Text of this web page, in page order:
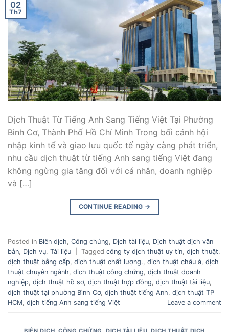
02
Th7
Dịch Thuật Từ Tiếng Anh Sang Tiếng Việt Tại Phường
Bình Cơ, Thành Phố Hồ Chí Minh Trong bối cảnh hội
nhập kinh tế và giao lưu quốc tế ngày càng phát triển,
nhu cầu dịch thuật từ tiếng Anh sang tiếng Việt đang
không ngừng gia tăng đối với cá nhân, doanh nghiệp
và […]
CONTINUE READING →
Posted in Biên dịch, Công chứng, Dịch tài liệu, Dịch thuật dịch văn
bản, Dịch vụ, Tài liệu Tagged công ty dịch thuật uy tín, dịch thuật,
dịch thuật bằng cấp, dịch thuật chất lượng., dịch thuật châu á, dịch
thuật chuyên ngành, dịch thuật công chứng, dịch thuật doanh
nghiệp, dịch thuật hồ sơ, dịch thuật hợp đồng, dịch thuật tài liệu,
dịch thuật tại phường Bình Cơ, dịch thuật tiếng Anh, dịch thuật TP
HCM, dịch tiếng Anh sang tiếng Việt Leave a comment